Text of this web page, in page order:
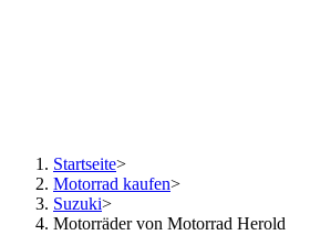
Startseite>
Motorrad kaufen>
Suzuki>
Motorräder von Motorrad Herold